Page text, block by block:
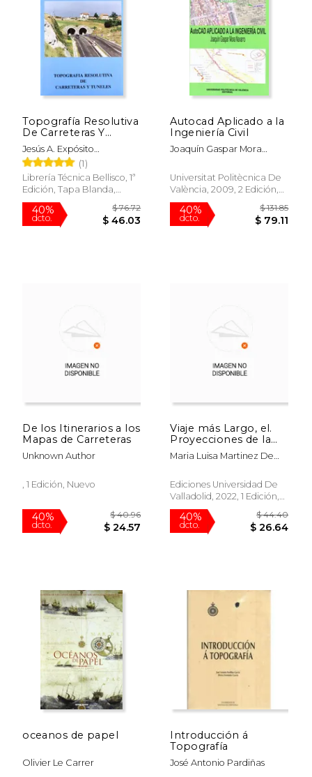
Topografía Resolutiva
De Carreteras Y
Túneles
Jesús A. Expósito
Fernández De Bata
(1)
Librería Técnica Bellisco, 1ª
Edición, Tapa Blanda,
Usado
Autocad Aplicado a la
Ingeniería Civil
Joaquín Gaspar Mora
Universitat Politècnica De
València, 2009, 2 Edición,
Tapa Blanda, Nuevo
De los Itinerarios a los
Mapas de Carreteras
Unknown Author
, 1 Edición, Nuevo
40%
dcto.
$ 40.96
$ 24.57
Viaje más Largo, el.
Proyecciones de la
Primera Vuelta al
Mundo
Maria Luisa Martinez De
Martinez Martinez; Jesus
M&Ordf; Porro Gutierrez
Ediciones Universidad De
Valladolid, 2022, 1 Edición,
Tapa Blanda, Nuevo
40%
dcto.
oceanos de papel
Olivier Le Carrer
Introducción á
Topografía
José Antonio Pardiñas